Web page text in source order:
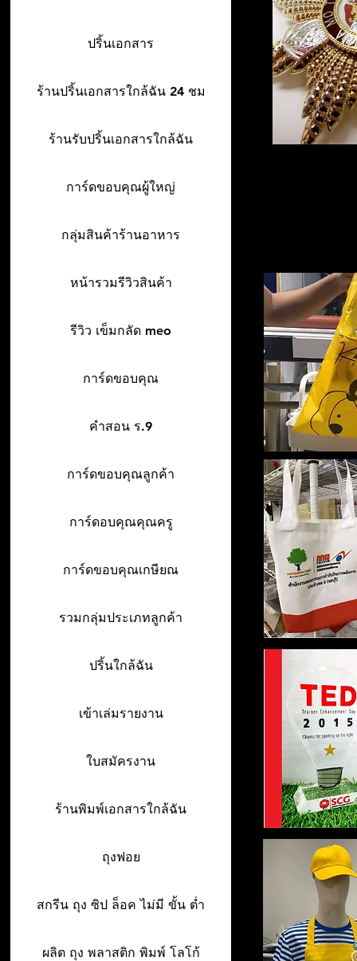
ปริ้นเอกสาร
ร้านปริ้นเอกสารใกล้ฉัน 24 ชม
ร้านรับปริ้นเอกสารใกล้ฉัน
การ์ดขอบคุณผู้ใหญ่
กลุ่มสินค้าร้านอาหาร
หน้ารวมรีวิวสินค้า
รีวิว เข็มกลัด meo
การ์ดขอบคุณ
คำสอน ร.9
การ์ดขอบคุณลูกค้า
การ์ดอบคุณคุณครู
การ์ดขอบคุณเกษียณ
รวมกลุ่มประเภทลูกค้า
ปริ้นใกล้ฉัน
เข้าเล่มรายงาน
ใบสมัครงาน
ร้านพิมพ์เอกสารใกล้ฉัน
ถุงฟอย
สกรีน ถุง ซิป ล็อค ไม่มี ขั้น ต่ำ
ผลิต ถุง พลาสติก พิมพ์ โลโก้